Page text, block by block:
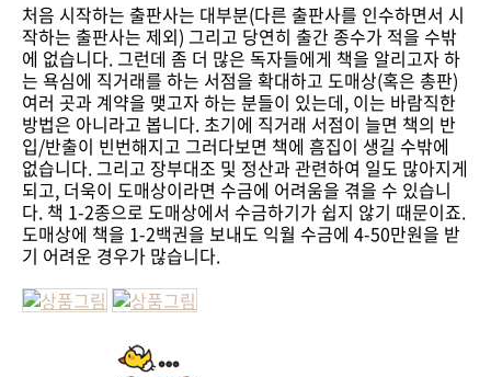
처음 시작하는 출판사는 대부분(다른 출판사를 인수하면서 시
작하는 출판사는 제외) 그리고 당연히 출간 종수가 적을 수밖
에 없습니다. 그런데 좀 더 많은 독자들에게 책을 알리고자 하
는 욕심에 직거래를 하는 서점을 확대하고 도매상(혹은 총판)
여러 곳과 계약을 맺고자 하는 분들이 있는데, 이는 바람직한
방법은 아니라고 봅니다. 초기에 직거래 서점이 늘면 책의 반
입/반출이 빈번해지고 그러다보면 책에 흠집이 생길 수밖에
없습니다. 그리고 장부대조 및 정산과 관련하여 일도 많아지게
되고, 더욱이 도매상이라면 수금에 어려움을 겪을 수 있습니
다. 책 1-2종으로 도매상에서 수금하기가 쉽지 않기 때문이죠.
도매상에 책을 1-2백권을 보내도 익월 수금에 4-50만원을 받
기 어려운 경우가 많습니다.